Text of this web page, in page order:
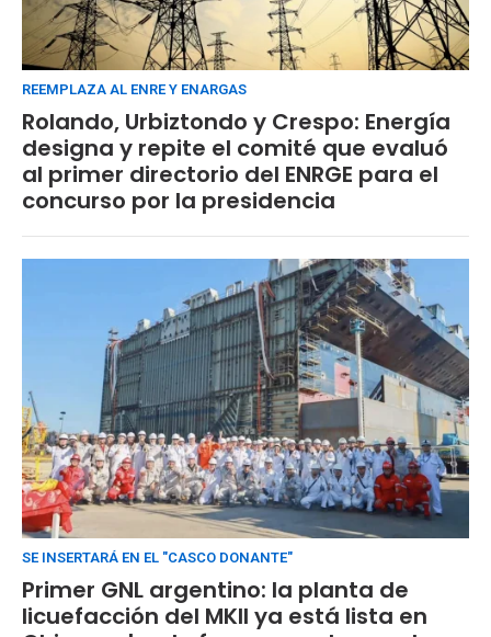
REEMPLAZA AL ENRE Y ENARGAS
Rolando, Urbiztondo y Crespo: Energía
designa y repite el comité que evaluó
al primer directorio del ENRGE para el
concurso por la presidencia
SE INSERTARÁ EN EL "CASCO DONANTE"
Primer GNL argentino: la planta de
licuefacción del MKII ya está lista en